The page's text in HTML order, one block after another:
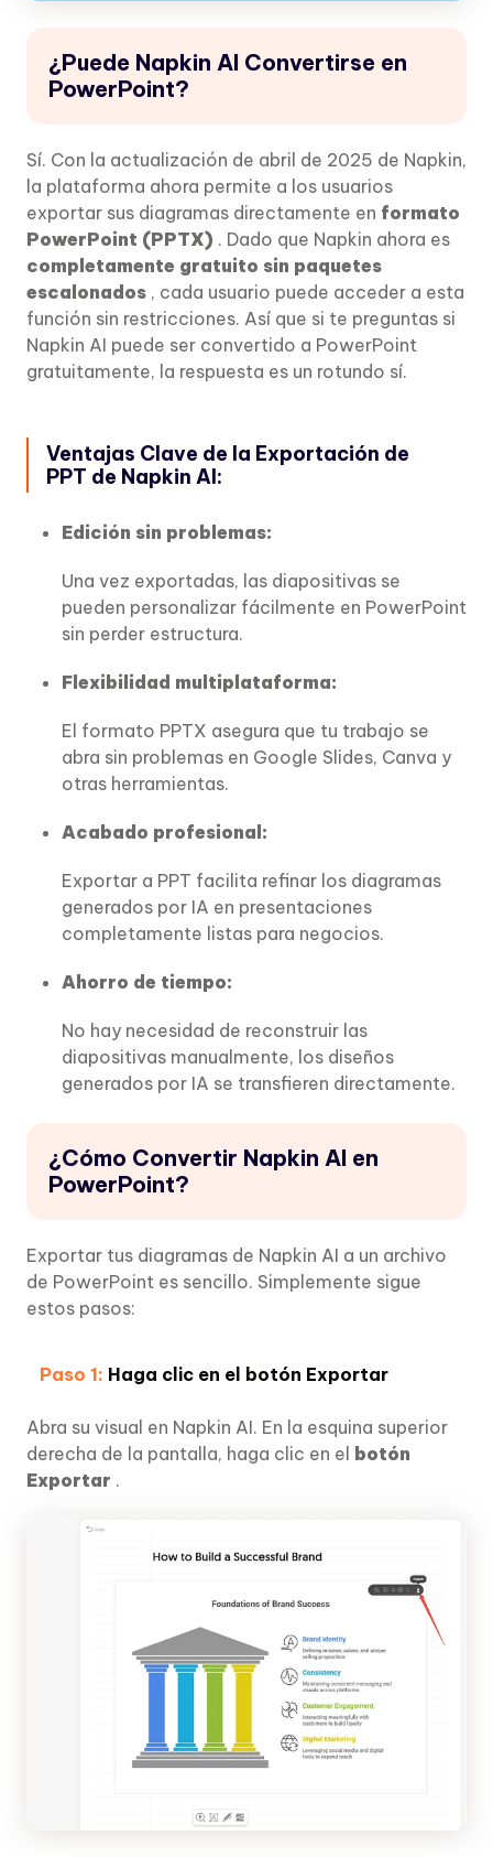
¿Puede Napkin AI Convertirse en
PowerPoint?
Sí. Con la actualización de abril de 2025 de Napkin,
la plataforma ahora permite a los usuarios
exportar sus diagramas directamente en formato
PowerPoint (PPTX) . Dado que Napkin ahora es
completamente gratuito sin paquetes
escalonados , cada usuario puede acceder a esta
función sin restricciones. Así que si te preguntas si
Napkin AI puede ser convertido a PowerPoint
gratuitamente, la respuesta es un rotundo sí.
Ventajas Clave de la Exportación de
PPT de Napkin AI:
Edición sin problemas:
Una vez exportadas, las diapositivas se
pueden personalizar fácilmente en PowerPoint
sin perder estructura.
Flexibilidad multiplataforma:
El formato PPTX asegura que tu trabajo se
abra sin problemas en Google Slides, Canva y
otras herramientas.
Acabado profesional:
Exportar a PPT facilita refinar los diagramas
generados por IA en presentaciones
completamente listas para negocios.
Ahorro de tiempo:
No hay necesidad de reconstruir las
diapositivas manualmente, los diseños
generados por IA se transfieren directamente.
¿Cómo Convertir Napkin AI en
PowerPoint?
Exportar tus diagramas de Napkin AI a un archivo
de PowerPoint es sencillo. Simplemente sigue
estos pasos:
Paso 1: Haga clic en el botón Exportar
Abra su visual en Napkin AI. En la esquina superior
derecha de la pantalla, haga clic en el
botón
Exportar .